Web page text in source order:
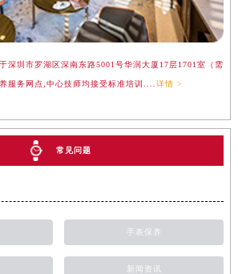
深圳市罗湖区深南东路5001号华润大厦17层1701室（需
服务网点,中心技师均接受标准培训.... 详情 >
常见问题
手表保养
新闻资讯